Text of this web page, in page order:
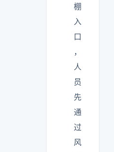
棚
入
口
，
人
员
先
通
过
风